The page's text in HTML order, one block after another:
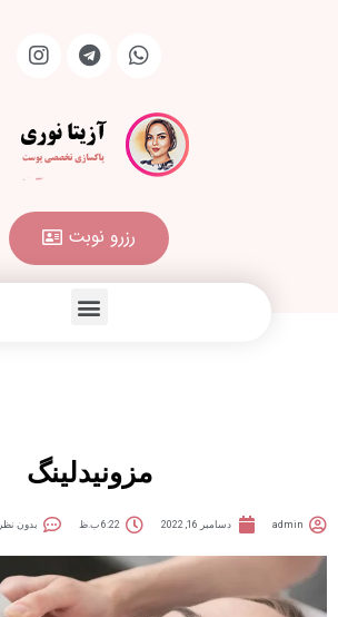
رزرو نوبت
مزونیدلینگ
admin دسامبر 16, 2022 6:22 ب.ظ بدون نظر